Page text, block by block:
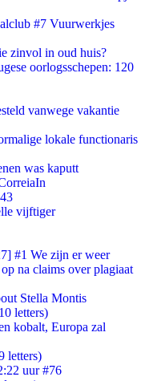
#7 Vuurwerkjes
zinvol in oud huis?
oorlogsschepen: 120
vanwege vakantie
lokale functionaris
was kaputt
vijftiger
#1 We zijn er weer
na claims over plagiaat
Stella Montis
letters)
kobalt, Europa zal
letters)
uur #76